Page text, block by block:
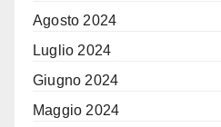
Agosto 2024
Luglio 2024
Giugno 2024
Maggio 2024